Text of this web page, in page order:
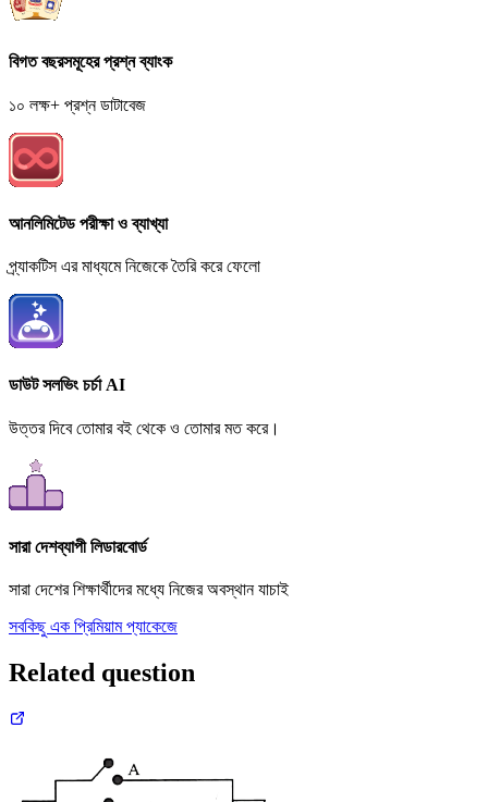
বিগত বছরসমূহের প্রশ্ন ব্যাংক
১০ লক্ষ+ প্রশ্ন ডাটাবেজ
আনলিমিটেড পরীক্ষা ও ব্যাখ্যা
প্র্যাকটিস এর মাধ্যমে নিজেকে তৈরি করে ফেলো
ডাউট সলভিং চর্চা AI
উত্তর দিবে তোমার বই থেকে ও তোমার মত করে।
সারা দেশব্যাপী লিডারবোর্ড
সারা দেশের শিক্ষার্থীদের মধ্যে নিজের অবস্থান যাচাই
সবকিছু এক প্রিমিয়াম প্যাকেজে
Related question